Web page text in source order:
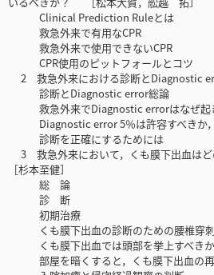
Clinical Prediction Ruleとは
救急外来で有用なCPR
救急外来で使用できないCPR
CPR使用のピットフォールとコツ
2 救急外来における診断とDiagnostic
診断とDiagnostic error総論
救急外来でDiagnostic errorはなぜ起
Diagnostic error 5％は許容すべきか，
診断を正確にするためには
3 救急外来において，くも膜下出血は
［杉本至健］
総 論
診 断
初期治療
くも膜下出血の診断のための腰椎穿刺
くも膜下出血では頭部を挙上すべきか
部屋を暗くすると，くも膜下出血の再